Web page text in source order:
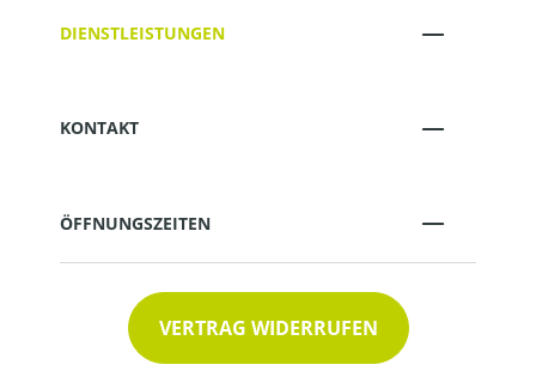
DIENSTLEISTUNGEN
KONTAKT
ÖFFNUNGSZEITEN
VERTRAG WIDERRUFEN